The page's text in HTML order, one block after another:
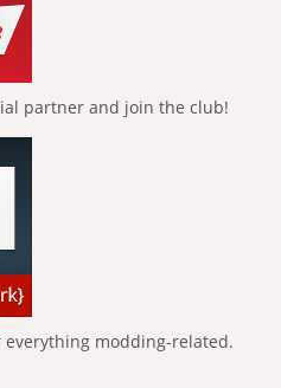
partner and join the club!
modding-related.